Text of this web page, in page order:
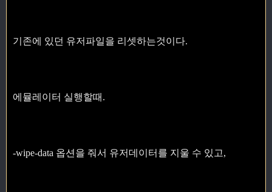
기존에 있던 유저파일을 리셋하는것이다.
에뮬레이터 실행할때.
-wipe-data 옵션을 줘서 유저데이터를 지울 수 있고,